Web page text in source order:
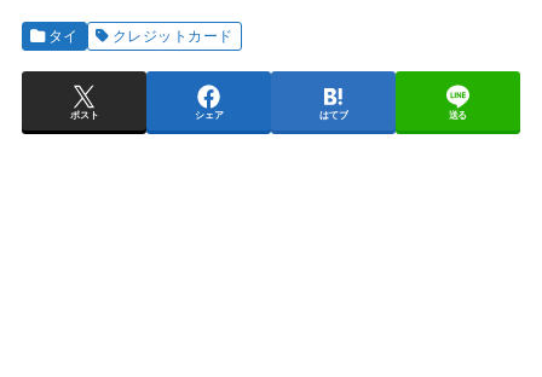
タイ クレジットカード
ポスト シェア はてブ 送る